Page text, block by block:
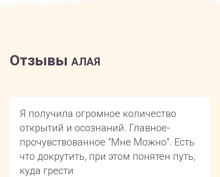
Отзывы АЛАЯ
Я получила огромное количество
открытий и осознаний. Главное-
прочувствованное "Мне Можно". Есть
что докрутить, при этом понятен путь,
куда грести